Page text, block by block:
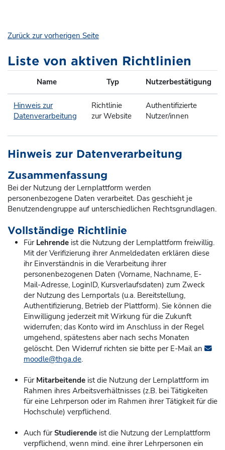
Zurück zur vorherigen Seite
Liste von aktiven Richtlinien
Name Typ Nutzerbestätigung
Hinweis zur
Datenverarbeitung
Richtlinie
zur Website
Authentifizierte
Nutzer/innen
Hinweis zur Datenverarbeitung
Zusammenfassung
Bei der Nutzung der Lernplattform werden
personenbezogene Daten verarbeitet. Das geschieht je
Benutzendengruppe auf unterschiedlichen Rechtsgrundlagen.
Vollständige Richtlinie
Für Lehrende ist die Nutzung der Lernplattform freiwillig.
Mit der Verifizierung ihrer Anmeldedaten erklären diese
ihr Einverständnis in die Verarbeitung ihrer
personenbezogenen Daten (Vorname, Nachname, E-
Mail-Adresse, LoginID, Kursverlaufsdaten) zum Zweck
der Nutzung des Lernportals (u.a. Bereitstellung,
Authentifizierung, Betrieb der Plattform). Sie können die
Einwilligung jederzeit mit Wirkung für die Zukunft
widerrufen; das Konto wird im Anschluss in der Regel
umgehend, spätestens aber nach sechs Monaten
gelöscht. Den Widerruf richten sie bitte per E-Mail an
moodle@thga.de.
Für Mitarbeitende ist die Nutzung der Lernplattform im
Rahmen ihres Arbeitsverhältnisses (z.B. bei Tätigkeiten
für eine Lehrperson oder im Rahmen ihrer Tätigkeit für die
Hochschule) verpflichend.
Auch fürStudierende ist die Nutzung der Lernplattform
verpflichend, wenn mind. eine ihrer Lehrpersonen ein